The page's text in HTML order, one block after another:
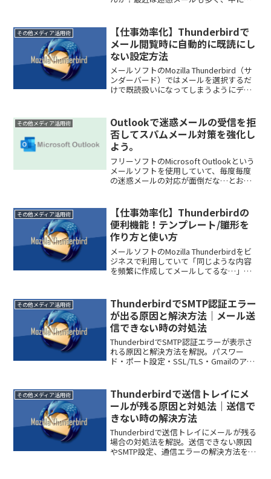
もありますよね。いちいちそのようなス
パムメールに反応したくな...
その他メディア活用術
【仕事効率化】Thunderbirdで
メール閲覧時に自動的に既読にし
ない設定方法
メールソフトのMozilla Thunderbird（サ
ンダーバード）ではメールを選択するだ
けで既読扱いになってしまうようにデフ
い、未読メールを確認する際に気が付か
ない...
その他メディア活用術
Outlookで迷惑メールの受信を拒
否してスパムメール対策を強化し
よう。
フリーソフトのMicrosoft Outlookという
メールソフトを使用していて、毎度毎度
の迷惑メールの対応が面倒だな…とお困
ールや返信しなければならないメールが
分かり...
その他メディア活用術
【仕事効率化】Thunderbirdの
便利機能！テンプレート/雛形を
作り方と使い方
メールソフトのMozilla Thunderbirdをビ
ジネスで利用していて「同じような内容
を頻繁に作成してメールしてるな…」な
仕方ありませんが、取引先などある程度
内容...
その他メディア活用術
ThunderbirdでSMTP認証エラー
が出る原因と解決方法｜メール送
信できない時の対処法
ThunderbirdでSMTP認証エラーが表示さ
れる原因と解決方法を解説。パスワー
ド・ポート設定・SSL/TLS・Gmailのアプ
その他メディア活用術
Thunderbirdで送信トレイにメ
ールが残る原因と対処法｜送信で
きない時の解決方法
Thunderbirdで送信トレイにメールが残る
場合の対処法を解説。送信できない原因
やSMTP設定、通信エラーの解決方法を初